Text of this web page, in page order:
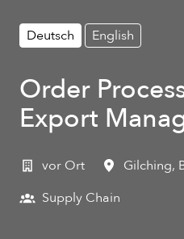
Deutsch English
Order
Export
vor Ort Gilching,
Supply Chain